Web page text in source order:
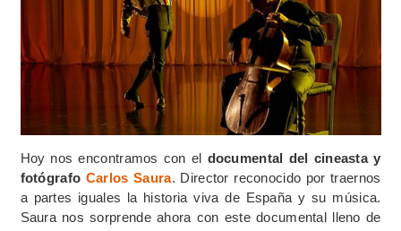
Hoy nos encontramos con el documental del cineasta y
fotógrafo Carlos Saura. Director reconocido por traernos
a partes iguales la historia viva de España y su música.
Saura nos sorprende ahora con este documental lleno de